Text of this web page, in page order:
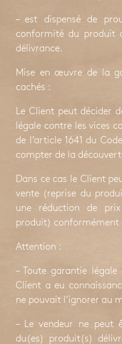
– est dispensé de
conformité du produit
délivrance.
Mise en œuvre de la
cachés :
Le Client peut décider
légale contre les vices
de l’article 1641 du
compter de la
Dans ce cas le Client
vente (reprise du
une réduction de
produit) conformément
Attention :
– Toute garantie
Client a eu
ne pouvait l’ignorer au
– Le vendeur ne peut
du(es) produit(s)